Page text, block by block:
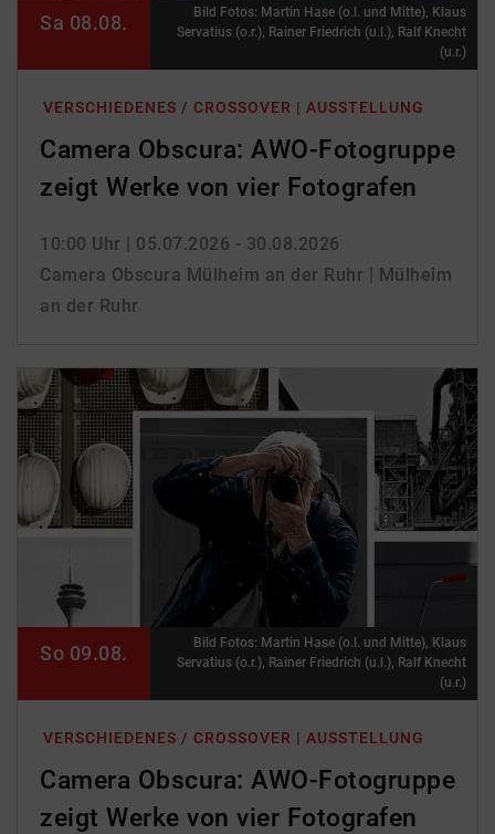
VERSCHIEDENES / CROSSOVER | AUSSTELLUNG
Camera Obscura: AWO-Fotogruppe
zeigt Werke von vier Fotografen
10:00 Uhr | 05.07.2026 - 30.08.2026
Camera Obscura Mülheim an der Ruhr | Mülheim
an der Ruhr
Sa 08.08.
Bild Fotos: Martin Hase (o.l. und Mitte), Klaus
Servatius (o.r.), Rainer Friedrich (u.l.), Ralf Knecht
(u.r.)
VERSCHIEDENES / CROSSOVER | AUSSTELLUNG
Camera Obscura: AWO-Fotogruppe
zeigt Werke von vier Fotografen
So 09.08.
Bild Fotos: Martin Hase (o.l. und Mitte), Klaus
Servatius (o.r.), Rainer Friedrich (u.l.), Ralf Knecht
(u.r.)